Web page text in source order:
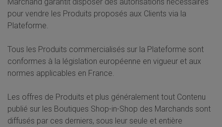
pour vendre les Produits proposés aux Clients via la
Plateforme.
Tous les Produits commercialisés sur la Plateforme sont
conformes à la législation européenne en vigueur et aux
normes applicables en France.
Les offres de Produits et plus généralement tout Contenu
publié sur les Boutiques Shop-in-Shop des Marchands sont
diffusés par ces derniers, sous leur seule et entière